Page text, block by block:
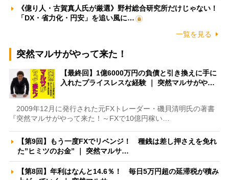
《億り人・古賀真人氏が厳選》野村総合研究所だけじゃない！
「DX・省力化・円安」を追い風に…
一覧を見る
突然マルサがやって来た！
【最終回】1億6000万円の負債と引き換えに手に
入れたプライスレスな経験 ｜ 突然マルサがや…
2009年12月に発行された元FXトレーダー・磯貝清明氏の著書
『突然マルサがやって来た！～FXで10億円稼い…
【第9回】もう一度FXでリベンジ！ 種銭は差し押さえを免れ
た”ヒミツのお金” ｜ 突然マルサ…
【第8回】年利はなんと14.6％！ 毎日5万円超の延滞税が積み